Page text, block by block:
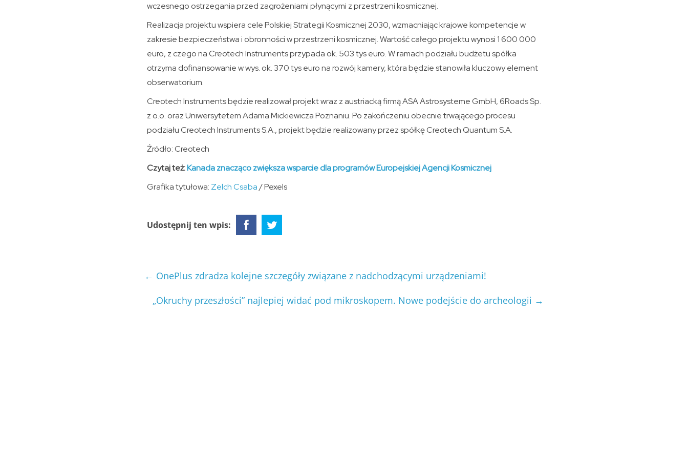
wczesnego ostrzegania przed zagrożeniami płynącymi z przestrzeni kosmicznej.
Realizacja projektu wspiera cele Polskiej Strategii Kosmicznej 2030, wzmacniając krajowe kompetencje w
zakresie bezpieczeństwa i obronności w przestrzeni kosmicznej. Wartość całego projektu wynosi 1 600 000
euro, z czego na Creotech Instruments przypada ok. 503 tys euro. W ramach podziału budżetu spółka
otrzyma dofinansowanie w wys. ok. 370 tys euro na rozwój kamery, która będzie stanowiła kluczowy element
obserwatorium.
Creotech Instruments będzie realizował projekt wraz z austriacką firmą ASA Astrosysteme GmbH, 6Roads Sp.
z o.o. oraz Uniwersytetem Adama Mickiewicza Poznaniu. Po zakończeniu obecnie trwającego procesu
podziału Creotech Instruments S.A., projekt będzie realizowany przez spółkę Creotech Quantum S.A.
Źródło: Creotech
Czytaj też:Kanada znacząco zwiększa wsparcie dla programów Europejskiej Agencji Kosmicznej
Grafika tytułowa: Zelch Csaba/ Pexels
Udostępnij ten wpis:
← OnePlus zdradza kolejne szczegóły związane z nadchodzącymi urządzeniami!
„Okruchy przeszłości” najlepiej widać pod mikroskopem. Nowe podejście do archeologii →